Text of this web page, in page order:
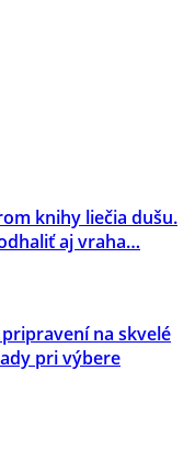
knihy liečia dušu.
aj vraha…
na skvelé
pri výbere